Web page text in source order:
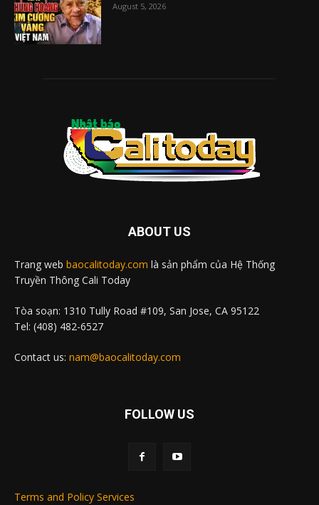
August 5, 2026
ABOUT US
Trang web baocalitoday.com là sản phẩm của Hệ Thống
Truyền Thông Cali Today
Tòa soạn: 1310 Tully Road #109, San Jose, CA 95122
Tel: (408) 482-6527
Contact us: nam@baocalitoday.com
FOLLOW US
Terms and Policy Services